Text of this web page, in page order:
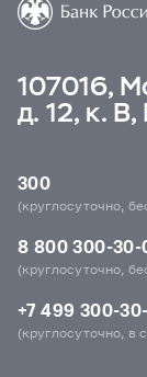
107016,
д. 12, к.
300
(круглосуточно,
8 800 300-30-
(круглосуточно,
+7 499 300-
(круглосуточно, в